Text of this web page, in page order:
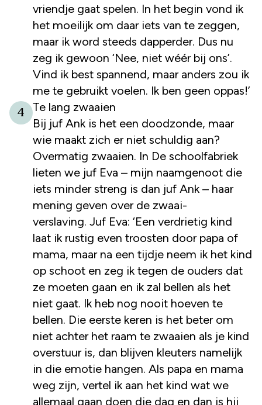
vriendje gaat spelen. In het begin vond ik
het moeilijk om daar iets van te zeggen,
maar ik word steeds dapperder. Dus nu
zeg ik gewoon ‘Nee, niet wéér bij ons’.
Vind ik best spannend, maar anders zou ik
me te gebruikt voelen. Ik ben geen oppas!’
4
Te lang zwaaien
Bij juf Ank is het een doodzonde, maar
wie maakt zich er niet schuldig aan?
Overmatig zwaaien. In De schoolfabriek
lieten we juf Eva – mijn naamgenoot die
iets minder streng is dan juf Ank – haar
mening geven over de zwaai-
verslaving. Juf Eva: ‘Een verdrietig kind
laat ik rustig even troosten door papa of
mama, maar na een tijdje neem ik het kind
op schoot en zeg ik tegen de ouders dat
ze moeten gaan en ik zal bellen als het
niet gaat. Ik heb nog nooit hoeven te
bellen. Die eerste keren is het beter om
niet achter het raam te zwaaien als je kind
overstuur is, dan blijven kleuters namelijk
in die emotie hangen. Als papa en mama
weg zijn, vertel ik aan het kind wat we
allemaal gaan doen die dag en dan is hij